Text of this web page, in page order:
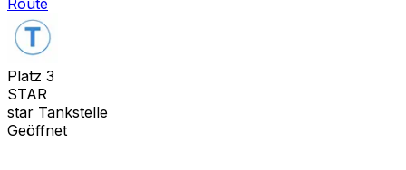
Platz 3
STAR
star Tankstelle
Geöffnet